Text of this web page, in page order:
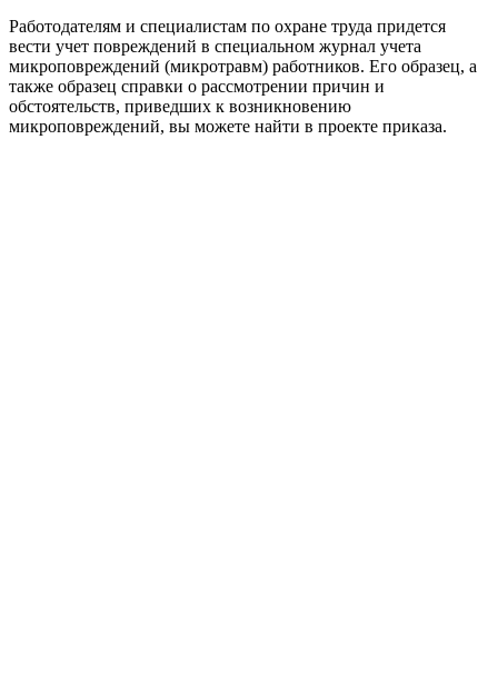
Работодателям и специалистам по охране труда придется
вести учет повреждений в специальном журнал учета
микроповреждений (микротравм) работников. Его образец, а
также образец справки о рассмотрении причин и
обстоятельств, приведших к возникновению
микроповреждений, вы можете найти в проекте приказа.